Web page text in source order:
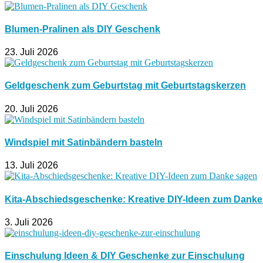
Blumen-Pralinen als DIY Geschenk
23. Juli 2026
Geldgeschenk zum Geburtstag mit Geburtstagskerzen
20. Juli 2026
Windspiel mit Satinbändern basteln
13. Juli 2026
Kita-Abschiedsgeschenke: Kreative DIY-Ideen zum
3. Juli 2026
Einschulung Ideen & DIY Geschenke zur Einschulung